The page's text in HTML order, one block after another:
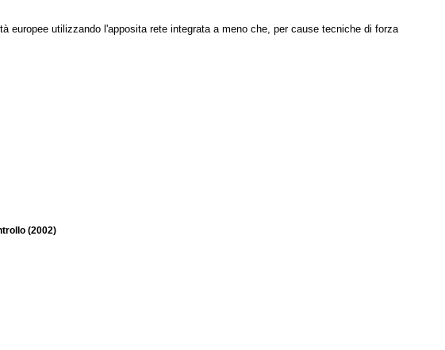
utilizzando l'apposita rete integrata a meno che, per cause tecniche di forza
(2002)